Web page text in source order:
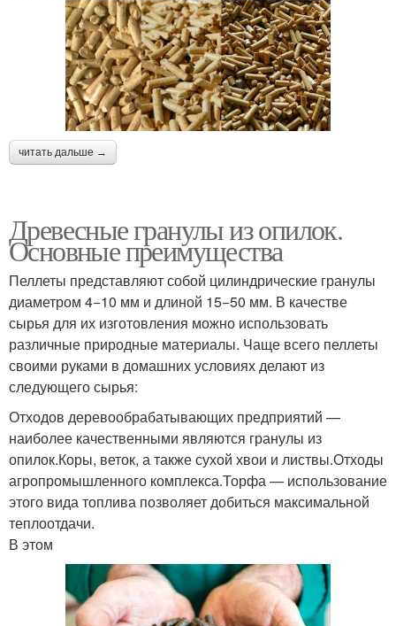
читать дальше →
Древесные гранулы из опилок.
Основные преимущества
Пеллеты представляют собой цилиндрические гранулы
диаметром 4−10 мм и длиной 15−50 мм. В качестве
сырья для их изготовления можно использовать
различные природные материалы. Чаще всего пеллеты
своими руками в домашних условиях делают из
следующего сырья:
Отходов деревообрабатывающих предприятий —
наиболее качественными являются гранулы из
опилок.Коры, веток, а также сухой хвои и листвы.Отходы
агропромышленного комплекса.Торфа — использование
этого вида топлива позволяет добиться максимальной
теплоотдачи.
В этом